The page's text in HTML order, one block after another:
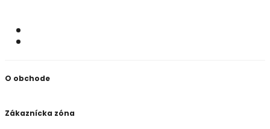
O obchode
Zákaznícka zóna